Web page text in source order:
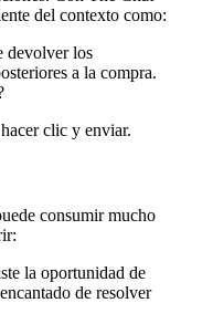
del contexto como:
devolver los
a la compra.
clic y enviar.
consumir mucho
la oportunidad de
de resolver